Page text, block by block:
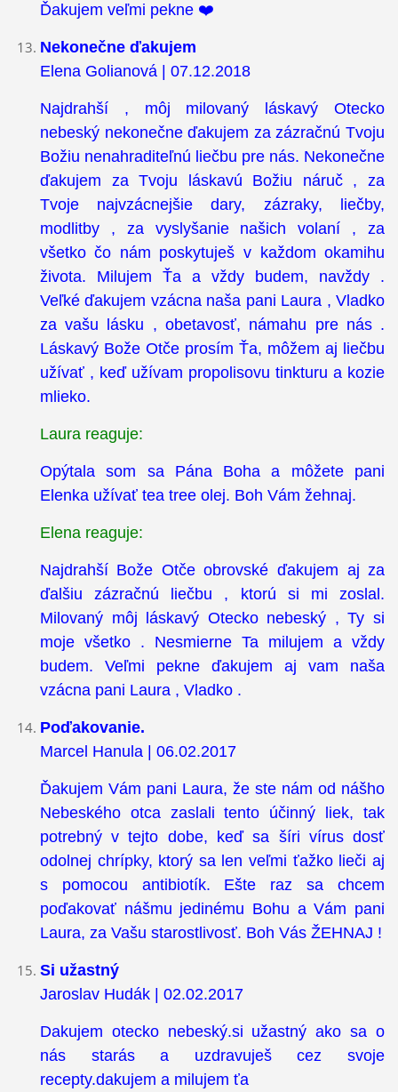
Ďakujem veľmi pekne ❤️
Nekonečne ďakujem
Elena Golianová | 07.12.2018
Najdrahší , môj milovaný láskavý Otecko
nebeský nekonečne ďakujem za zázračnú Tvoju
Božiu nenahraditeľnú liečbu pre nás. Nekonečne
ďakujem za Tvoju láskavú Božiu náruč , za
Tvoje najvzácnejšie dary, zázraky, liečby,
modlitby , za vyslyšanie našich volaní , za
všetko čo nám poskytuješ v každom okamihu
života. Milujem Ťa a vždy budem, navždy .
Veľké ďakujem vzácna naša pani Laura , Vladko
za vašu lásku , obetavosť, námahu pre nás .
Láskavý Bože Otče prosím Ťa, môžem aj liečbu
užívať , keď užívam propolisovu tinkturu a kozie
mlieko.
Laura reaguje:
Opýtala som sa Pána Boha a môžete pani
Elenka užívať tea tree olej. Boh Vám žehnaj.
Elena reaguje:
Najdrahší Bože Otče obrovské ďakujem aj za
ďalšiu zázračnú liečbu , ktorú si mi zoslal.
Milovaný môj láskavý Otecko nebeský , Ty si
moje všetko . Nesmierne Ta milujem a vždy
budem. Veľmi pekne ďakujem aj vam naša
vzácna pani Laura , Vladko .
Poďakovanie.
Marcel Hanula | 06.02.2017
Ďakujem Vám pani Laura, že ste nám od nášho
Nebeského otca zaslali tento účinný liek, tak
potrebný v tejto dobe, keď sa šíri vírus dosť
odolnej chrípky, ktorý sa len veľmi ťažko lieči aj
s pomocou antibiotík. Ešte raz sa chcem
poďakovať nášmu jedinému Bohu a Vám pani
Laura, za Vašu starostlivosť. Boh Vás ŽEHNAJ !
Si užastný
Jaroslav Hudák | 02.02.2017
Dakujem otecko nebeský.si užastný ako sa o
nás starás a uzdravuješ cez svoje
recepty.dakujem a milujem ťa